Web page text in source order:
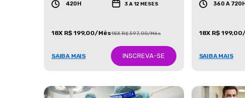
420H 3 A 12 MESES
18X R$ 199,00/Mês18X R$ 597,00/Mês
SAIBA MAIS INSCREVA-SE
360 A
18X R$
SAIBA MAIS